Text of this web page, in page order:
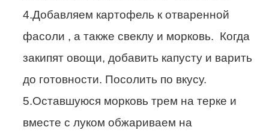
4.Добавляем картофель к отваренной
фасоли , а также свеклу и морковь. Когда
закипят овощи, добавить капусту и варить
до готовности. Посолить по вкусу.
5.Оставшуюся морковь трем на терке и
вместе с луком обжариваем на